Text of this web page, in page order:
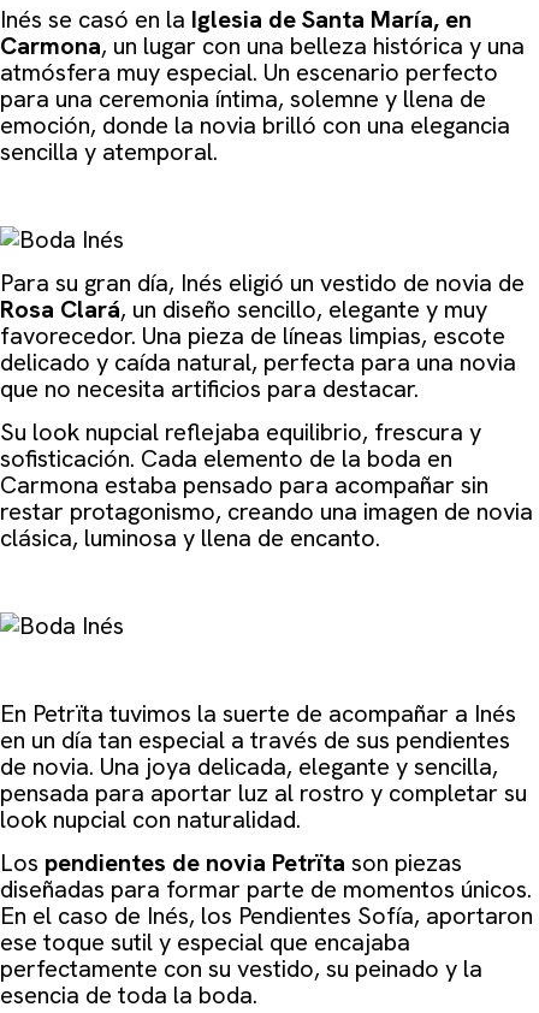
Inés se casó en la Iglesia de Santa María, en
Carmona, un lugar con una belleza histórica y una
atmósfera muy especial. Un escenario perfecto
para una ceremonia íntima, solemne y llena de
emoción, donde la novia brilló con una elegancia
sencilla y atemporal.
Para su gran día, Inés eligió un vestido de novia de
Rosa Clará, un diseño sencillo, elegante y muy
favorecedor. Una pieza de líneas limpias, escote
delicado y caída natural, perfecta para una novia
que no necesita artificios para destacar.
Su look nupcial reflejaba equilibrio, frescura y
sofisticación. Cada elemento de la boda en
Carmona estaba pensado para acompañar sin
restar protagonismo, creando una imagen de novia
clásica, luminosa y llena de encanto.
En Petrïta tuvimos la suerte de acompañar a Inés
en un día tan especial a través de sus pendientes
de novia. Una joya delicada, elegante y sencilla,
pensada para aportar luz al rostro y completar su
look nupcial con naturalidad.
Los pendientes de novia Petrïta son piezas
diseñadas para formar parte de momentos únicos.
En el caso de Inés, los Pendientes Sofía, aportaron
ese toque sutil y especial que encajaba
perfectamente con su vestido, su peinado y la
esencia de toda la boda.